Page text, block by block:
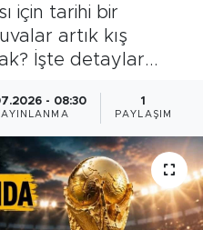
için tarihi bir
artık kış
İşte detaylar...
- 08:30 1
PAYLAŞIM